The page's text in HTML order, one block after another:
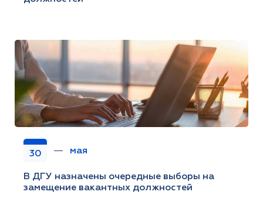
30 мая
В ДГУ назначены очередные выборы на
замещение вакантных должностей